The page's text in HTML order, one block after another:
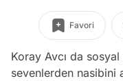
Favori
Koray Avcı da
sevenlerden nasibini